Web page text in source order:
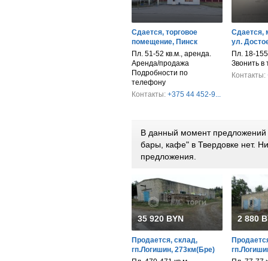
Сдается, торговое
помещение, Пинск
Пл. 51-52 кв.м., аренда.
Аренда/продажа
Подробности по
телефону
Контакты: +375 44 452-9...
Сдается,
ул.
Пл. 18-
Звонить в
Контакты:
В данный момент
бары, кафе" в Твердовке нет.
предложения.
35 920 BYN
Продается, склад,
гп.Логишин, 273км(Бре)
2 880